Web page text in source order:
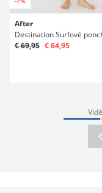
After
Destination Surfové
€ 69,95 € 64,95